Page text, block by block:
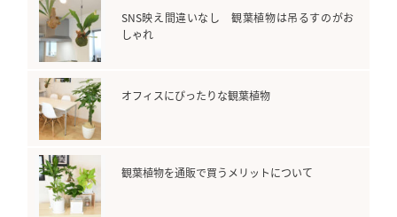
SNS映え間違いなし 観葉植物は吊るすのがお
しゃれ
オフィスにぴったりな観葉植物
観葉植物を通販で買うメリットについて